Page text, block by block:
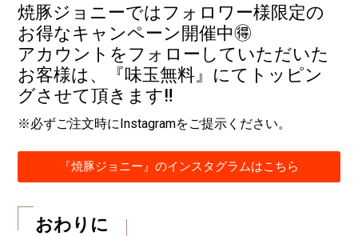
焼豚ジョニーではフォロワー様限定の
お得なキャンペーン開催中🉐
アカウントをフォローしていただいた
お客様は、『味玉無料』にてトッピン
グさせて頂きます‼️
※必ずご注文時にInstagramをご提示ください。
『焼豚ジョニー』のインスタグラムはこちら
おわりに